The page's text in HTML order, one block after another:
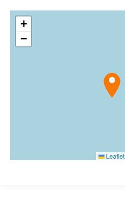
+
−
Leaflet